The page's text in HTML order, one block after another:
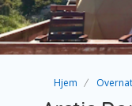
Hjem